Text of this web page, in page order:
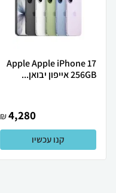
Apple Apple iPhone 17
256GB אייפון יבואן...
4,280
₪
קנו עכשיו